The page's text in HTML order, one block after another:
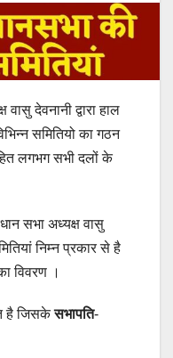
वासु देवनानी द्वारा हाल
समितियो का गठन
लगभग सभी दलों के
सभा अध्यक्ष वासु
निम्न प्रकार से है
विवरण ।
है जिसकेसभापति-